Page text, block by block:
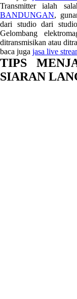
Transmitter ialah
BANDUNGAN,
dari studio dari
Gelombang
ditransmisikan atau
baca juga jasa live
TIPS
SIARAN